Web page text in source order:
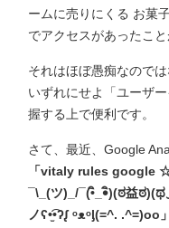
ームに売りにくる お菓
でアクセスがあったこと
それはほぼ愚痴なので
いずれにせよ「ユーザ
握する上で便利です。
さて、最近、Google
「vitaly rules
¯\_(ツ)_/¯(•ิ_•ิ)(ಠ益
ノʕ•̫͡•ʔᶘ ᵒᴥᵒᶅ(=^. .^=)oo」